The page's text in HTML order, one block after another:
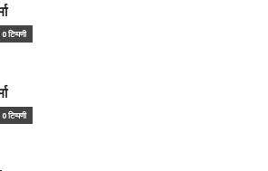
0 टिप्पणी
0 टिप्पणी